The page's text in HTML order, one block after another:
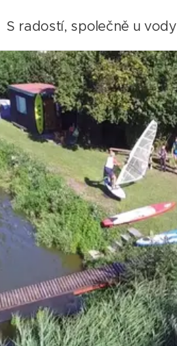
S radostí, společně u vody
společně, u vody